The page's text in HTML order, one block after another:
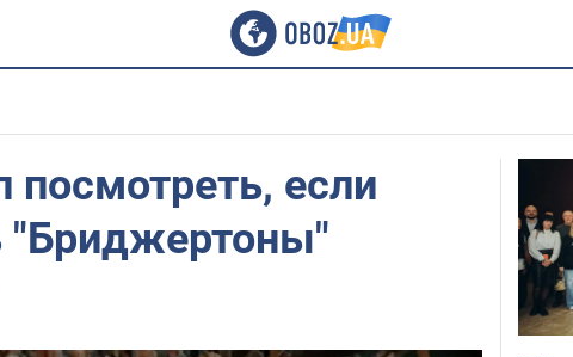
посмотреть, если
"Бриджертоны"